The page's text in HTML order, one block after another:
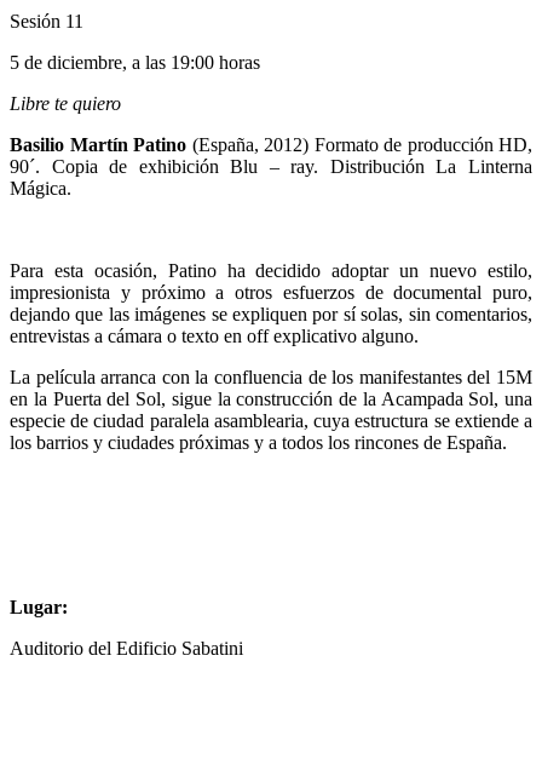
Sesión 11
5 de diciembre, a las 19:00 horas
Libre te quiero
Basilio Martín Patino (España, 2012) Formato de producción HD,
90´. Copia de exhibición Blu – ray. Distribución La Linterna
Mágica.
Para esta ocasión, Patino ha decidido adoptar un nuevo estilo,
impresionista y próximo a otros esfuerzos de documental puro,
dejando que las imágenes se expliquen por sí solas, sin comentarios,
entrevistas a cámara o texto en off explicativo alguno.
La película arranca con la confluencia de los manifestantes del 15M
en la Puerta del Sol, sigue la construcción de la Acampada Sol, una
especie de ciudad paralela asamblearia, cuya estructura se extiende a
los barrios y ciudades próximas y a todos los rincones de España.
Lugar:
Auditorio del Edificio Sabatini